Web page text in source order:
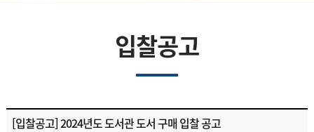
입찰공고
[입찰공고] 2024년도 도서관 도서 구매 입찰 공고